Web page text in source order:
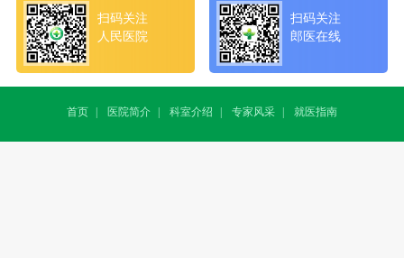
扫码关注
人民医院
扫码关注
郎医在线
首页 医院简介 科室介绍 专家风采 就医指南